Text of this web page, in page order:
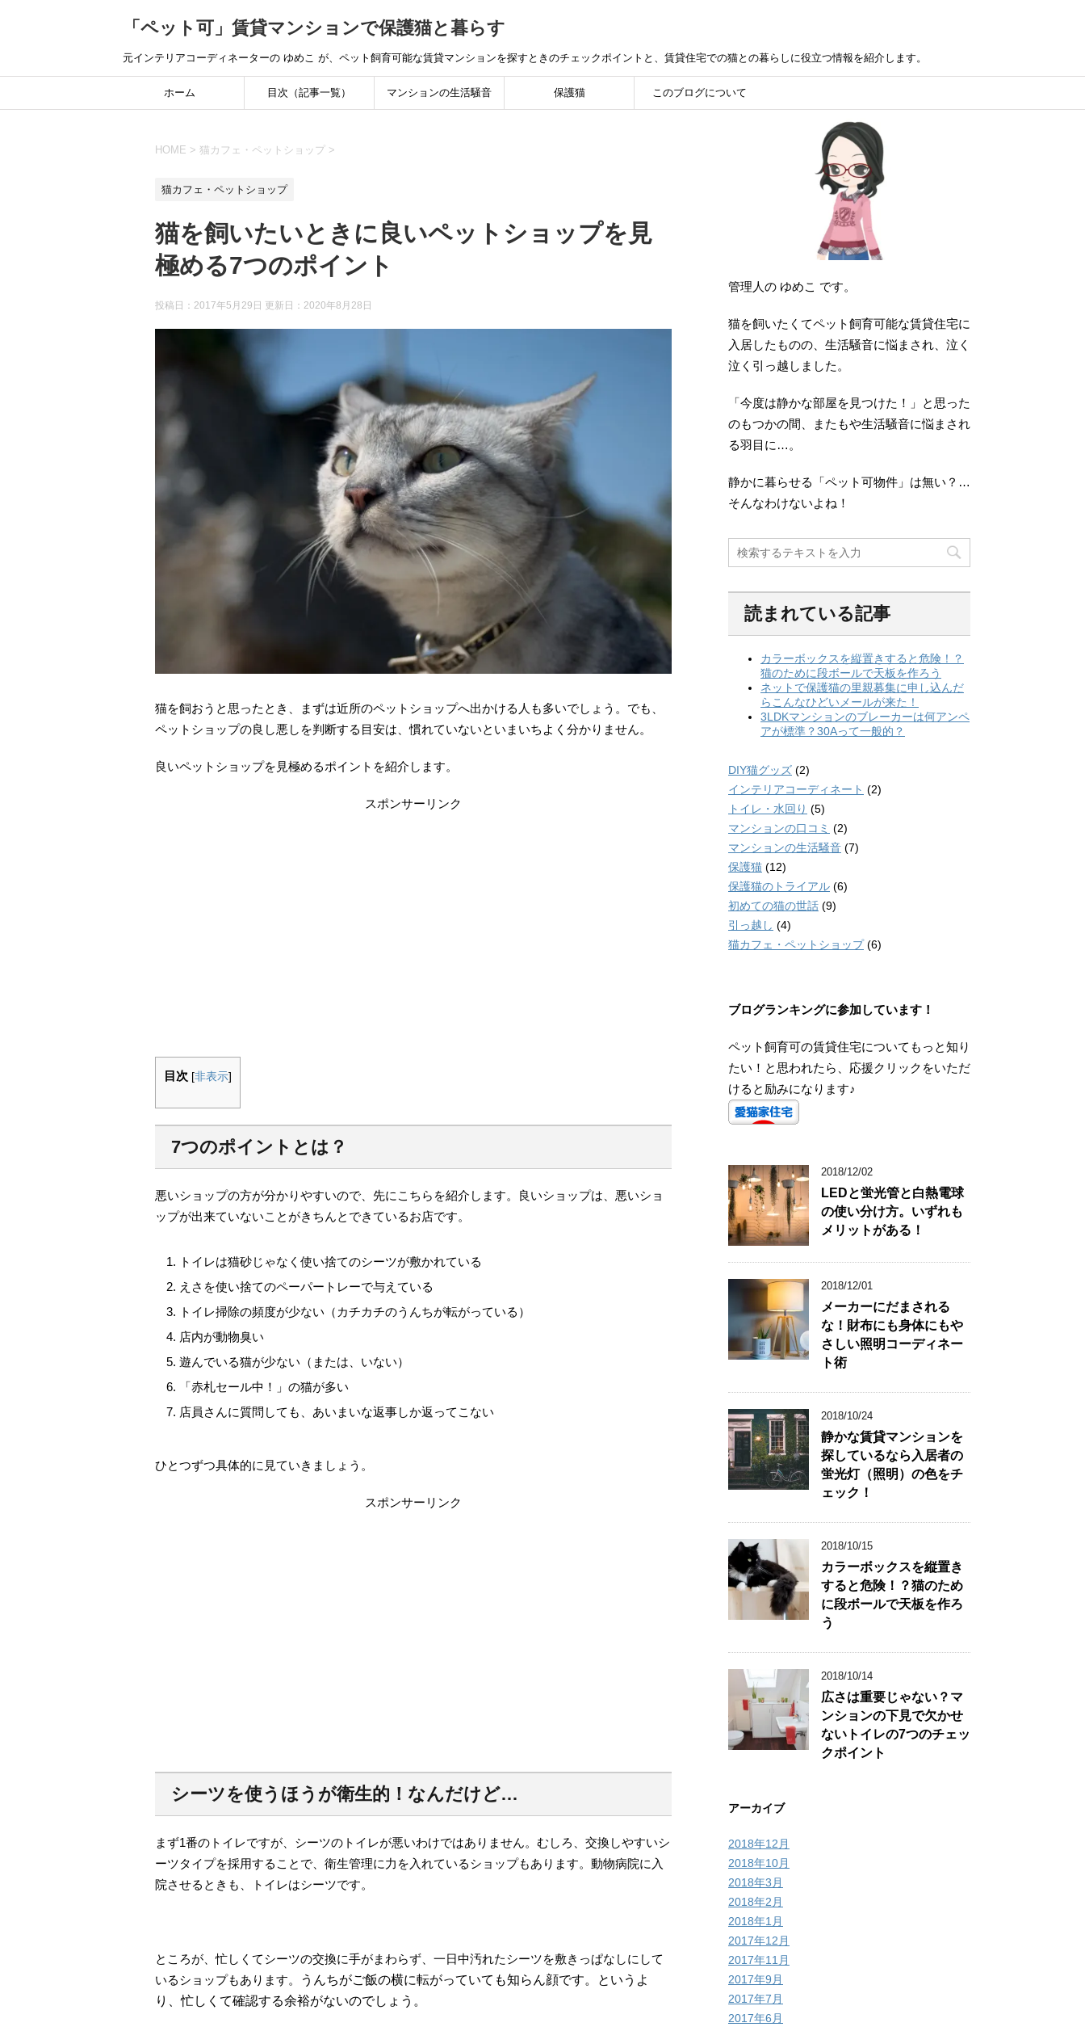
「ペット可」賃貸マンションで保護猫と暮らす
元インテリアコーディネーターの ゆめこ が、ペット飼育可能な賃貸マンションを探すときのチェックポイントと、賃貸住宅での猫との暮らしに役立つ情報を紹介します。
ホーム 目次（記事一覧） マンションの生活騒音 保護猫 このブログについて
HOME > 猫カフェ・ペットショップ >
猫カフェ・ペットショップ
猫を飼いたいときに良いペットショップを見
極める7つのポイント
投稿日：2017年5月29日 更新日： 2020年8月28日
猫を飼おうと思ったとき、まずは近所のペットショップへ出かける人も多いでしょう。でも、
ペットショップの良し悪しを判断する目安は、慣れていないといまいちよく分かりません。
良いペットショップを見極めるポイントを紹介します。
スポンサーリンク
目次 [非表示]
7つのポイントとは？
悪いショップの方が分かりやすいので、先にこちらを紹介します。良いショップは、悪いショ
ップが出来ていないことがきちんとできているお店です。
トイレは猫砂じゃなく使い捨てのシーツが敷かれている
えさを使い捨てのペーパートレーで与えている
トイレ掃除の頻度が少ない（カチカチのうんちが転がっている）
店内が動物臭い
遊んでいる猫が少ない（または、いない）
「赤札セール中！」の猫が多い
店員さんに質問しても、あいまいな返事しか返ってこない
ひとつずつ具体的に見ていきましょう。
スポンサーリンク
シーツを使うほうが衛生的！なんだけど…
まず1番のトイレですが、シーツのトイレが悪いわけではありません。むしろ、交換しやすいシ
ーツタイプを採用することで、衛生管理に力を入れているショップもあります。動物病院に入
院させるときも、トイレはシーツです。
ところが、忙しくてシーツの交換に手がまわらず、一日中汚れたシーツを敷きっぱなしにして
いるショップもあります。
うんちがご飯の横に転がっていても知らん顔です。というよ
り、忙しくて確認する余裕がないのでしょう。
管理人の ゆめこ です。
猫を飼いたくてペット飼育可能な賃貸住宅に
入居したものの、生活騒音に悩まされ、泣く
泣く引っ越しました。
「今度は静かな部屋を見つけた！」と思った
のもつかの間、またもや生活騒音に悩まされ
る羽目に…。
静かに暮らせる「ペット可物件」は無い？…
そんなわけないよね！
読まれている記事
DIY猫グッズ (2)
インテリアコーディネート (2)
トイレ・水回り (5)
マンションの口コミ (2)
マンションの生活騒音 (7)
保護猫 (12)
保護猫のトライアル (6)
初めての猫の世話 (9)
引っ越し (4)
猫カフェ・ペットショップ(6)
ブログランキングに参加しています！
ペット飼育可の賃貸住宅についてもっと知り
たい！と思われたら、応援クリックをいただ
けると励みになります♪
2018/12/02
LEDと蛍光管と白熱電球
の使い分け方。いずれも
メリットがある！
2018/12/01
メーカーにだまされる
な！財布にも身体にもや
さしい照明コーディネー
ト術
2018/10/24
静かな賃貸マンションを
探しているなら入居者の
蛍光灯（照明）の色をチ
ェック！
2018/10/15
カラーボックスを縦置き
すると危険！？猫のため
に段ボールで天板を作ろ
う
2018/10/14
広さは重要じゃない？マ
ンションの下見で欠かせ
ないトイレの7つのチェッ
クポイント
アーカイブ
2018年12月
2018年10月
2018年3月
2018年2月
2018年1月
2017年12月
2017年11月
2017年9月
2017年7月
2017年6月